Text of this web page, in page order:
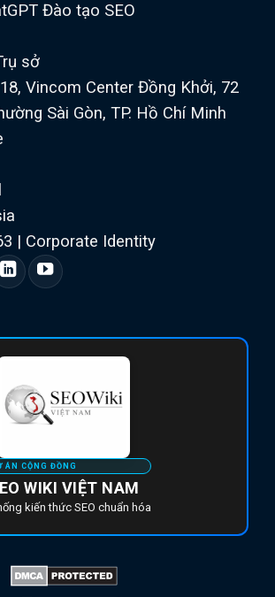
Đào tạo SEO
sở
Vincom Center Đồng Khởi, 72
Sài Gòn, TP. Hồ Chí Minh
| Corporate Identity
ÁN CỘNG ĐỒNG
WIKI VIỆT NAM
kiến thức SEO chuẩn hóa